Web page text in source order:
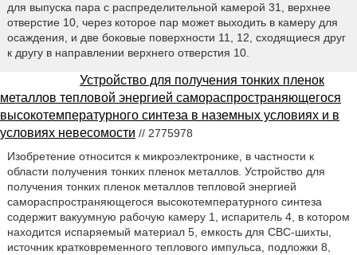
для выпуска пара с распределительной камерой 31, верхнее
отверстие 10, через которое пар может выходить в камеру для
осаждения, и две боковые поверхности 11, 12, сходящиеся друг
к другу в направлении верхнего отверстия 10.
Устройство для получения тонких пленок
металлов тепловой энергией самораспространяющегося
высокотемпературного синтеза в наземных условиях и в
условиях невесомости // 2775978
Изобретение относится к микроэлектронике, в частности к
области получения тонких пленок металлов. Устройство для
получения тонких пленок металлов тепловой энергией
самораспространяющегося высокотемпературного синтеза
содержит вакуумную рабочую камеру 1, испаритель 4, в котором
находится испаряемый материал 5, емкость для СВС-шихты,
источник кратковременного теплового импульса, подложки 8,